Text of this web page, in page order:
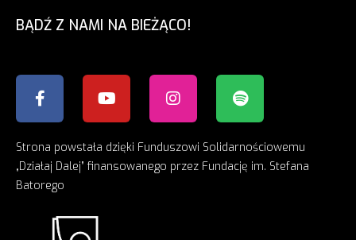
BĄDŹ Z NAMI NA BIEŻĄCO!
Strona powstała dzięki Funduszowi Solidarnościowemu
„Działaj Dalej” finansowanego przez Fundację im. Stefana
Batorego